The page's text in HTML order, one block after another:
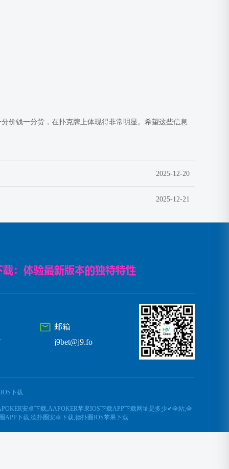
价钱一分货，在扑克牌上体现得非常明显。希望这些信息
2025-12-20
2025-12-21
邮箱
j9bet@j9.fo
下载
安卓下载,AAPOKER苹果IOS下载APP下载网址是多少✔全站,全
APP下载,德扑圈安卓下载,德扑圈IOS苹果下载